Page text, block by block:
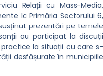
Relații cu Mass-Media,
la Primăria Sectorului 6,
prezentări pe temele
au participat la discuții
la situații cu care s-
desfășurate în municipiile